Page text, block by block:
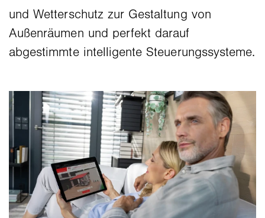
und Wetterschutz zur Gestaltung von
Außenräumen und perfekt darauf
abgestimmte intelligente Steuerungssysteme.